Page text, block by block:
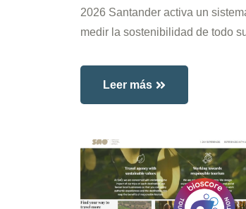
2026 Santander activa un
medir la sostenibilidad de todo
Leer más